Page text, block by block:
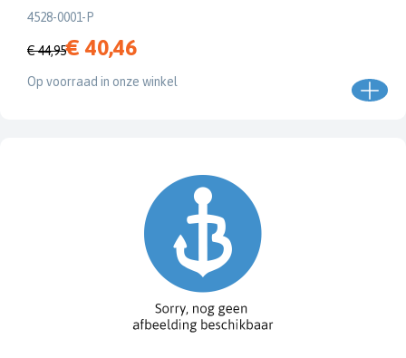
4528-0001-P
€ 44,95€ 40,46
Op voorraad in onze winkel